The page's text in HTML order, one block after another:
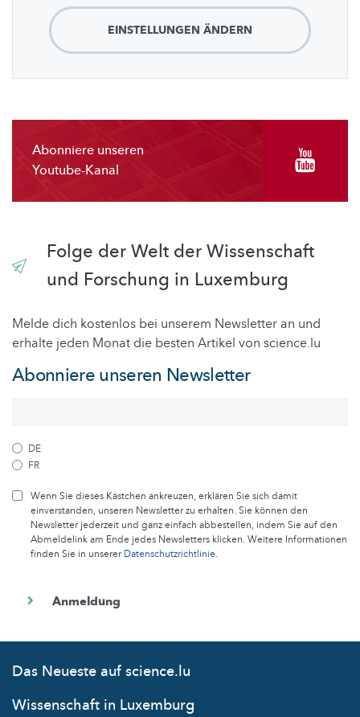
EINSTELLUNGEN ÄNDERN
Abonniere unseren
Youtube-Kanal
Folge der Welt der Wissenschaft
und Forschung in Luxemburg
Melde dich kostenlos bei unserem Newsletter an und
erhalte jeden Monat die besten Artikel von science.lu
Abonniere unseren Newsletter
DE
FR
Wenn Sie dieses Kästchen ankreuzen, erklären Sie sich damit
einverstanden, unseren Newsletter zu erhalten. Sie können den
Newsletter jederzeit und ganz einfach abbestellen, indem Sie auf den
Abmeldelink am Ende jedes Newsletters klicken. Weitere Informationen
finden Sie in unsererDatenschutzrichtlinie.
Das Neueste auf science.lu
Wissenschaft in Luxemburg